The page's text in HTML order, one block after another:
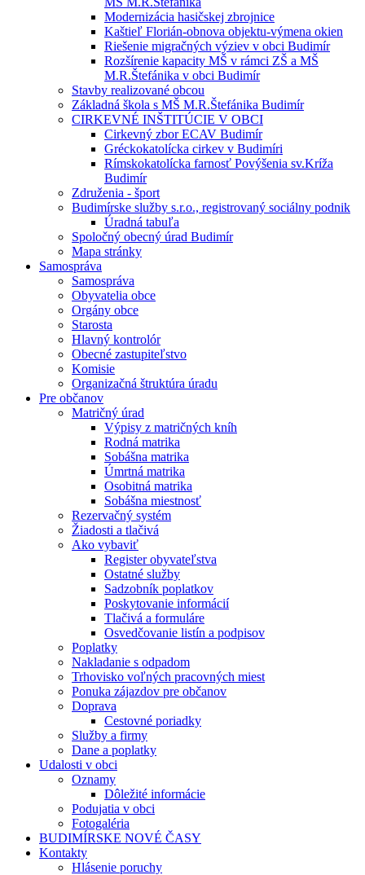
Modernizácia hasičskej zbrojnice
Kaštieľ Florián-obnova objektu-výmena okien
Riešenie migračných výziev v obci Budimír
Rozšírenie kapacity MŠ v rámci ZŠ a MŠ
M.R.Štefánika v obci Budimír
Stavby realizované obcou
Základná škola s MŠ M.R.Štefánika Budimír
CIRKEVNÉ INŠTITÚCIE V OBCI
Cirkevný zbor ECAV Budimír
Gréckokatolícka cirkev v Budimíri
Rímskokatolícka farnosť Povýšenia sv.Kríža
Budimír
Združenia - šport
Budimírske služby s.r.o., registrovaný sociálny podnik
Úradná tabuľa
Spoločný obecný úrad Budimír
Mapa stránky
Samospráva
Samospráva
Obyvatelia obce
Orgány obce
Starosta
Hlavný kontrolór
Obecné zastupiteľstvo
Komisie
Organizačná štruktúra úradu
Pre občanov
Matričný úrad
Výpisy z matričných kníh
Rodná matrika
Sobášna matrika
Úmrtná matrika
Osobitná matrika
Sobášna miestnosť
Rezervačný systém
Žiadosti a tlačivá
Ako vybaviť
Register obyvateľstva
Ostatné služby
Sadzobník poplatkov
Poskytovanie informácií
Tlačivá a formuláre
Osvedčovanie listín a podpisov
Poplatky
Nakladanie s odpadom
Trhovisko voľných pracovných miest
Ponuka zájazdov pre občanov
Doprava
Cestovné poriadky
Služby a firmy
Dane a poplatky
Udalosti v obci
Oznamy
Dôležité informácie
Podujatia v obci
Fotogaléria
BUDIMÍRSKE NOVÉ ČASY
Kontakty
Hlásenie poruchy